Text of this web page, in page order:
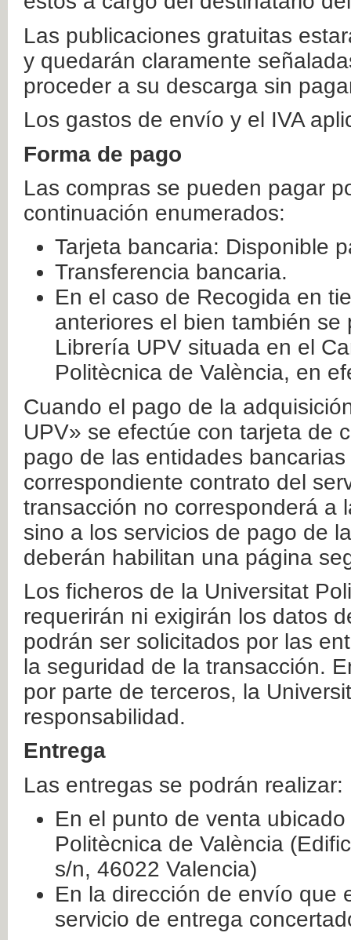
Las publicaciones gratuitas
y quedarán claramente
proceder a su descarga sin
Los gastos de envío y el IVA
Forma de pago
Las compras se pueden pagar
continuación enumerados:
Tarjeta bancaria: Disponible
Transferencia bancaria.
En el caso de Recogida en
anteriores el bien también
Librería UPV situada en el
Politècnica de València, en
Cuando el pago de la
UPV» se efectúe con tarjeta de
pago de las entidades
correspondiente contrato del
transacción no corresponderá a
sino a los servicios de pago de
deberán habilitan una página
Los ficheros de la Universitat
requerirán ni exigirán los datos
podrán ser solicitados por las
la seguridad de la transacción.
por parte de terceros, la
responsabilidad.
Entrega
Las entregas se podrán realizar:
En el punto de venta
Politècnica de València
s/n, 46022 Valencia)
En la dirección de envío que
servicio de entrega